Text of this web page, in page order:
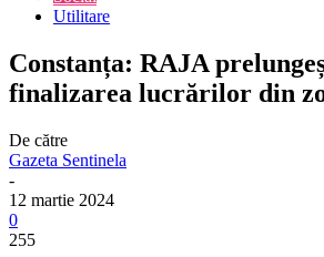
Utilitare
Constanța: RAJA
finalizarea lucrărilor din
De către
Gazeta Sentinela
-
12 martie 2024
0
255